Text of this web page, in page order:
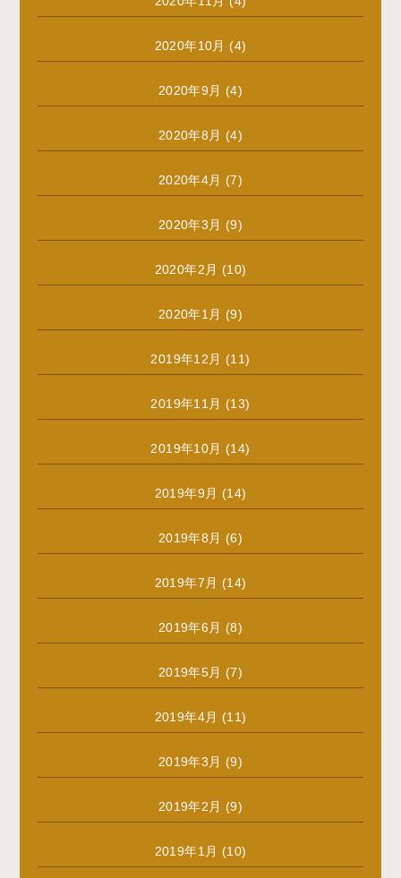
2020年10月 (4)
2020年9月 (4)
2020年8月 (4)
2020年4月 (7)
2020年3月 (9)
2020年2月 (10)
2020年1月 (9)
2019年12月 (11)
2019年11月 (13)
2019年10月 (14)
2019年9月 (14)
2019年8月 (6)
2019年7月 (14)
2019年6月 (8)
2019年5月 (7)
2019年4月 (11)
2019年3月 (9)
2019年2月 (9)
2019年1月 (10)